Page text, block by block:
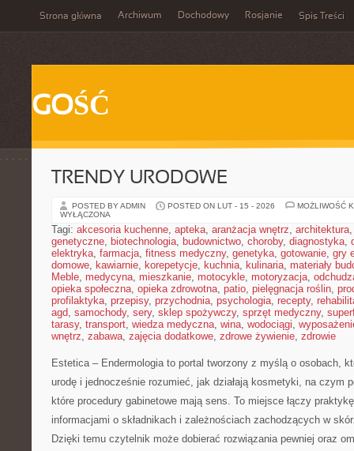
Strona główna Archiwum Dochodowy Rosjanie Spis Treści
GOŚĆ
TRENDY URODOWE
POSTED BY ADMIN POSTED ON LUT - 15 - 2026
MOŻLIWOŚĆ
WYŁĄCZONA
Tagi: akcesoria kuchenne, apteka, aranżacja wnętrz, architektura
genetyczne, biotechnologia, budownictwo, choroby, diagnostyka,
elektryka, farmacja, fitness medyczny, genetyka, gotowanie, gry
domowe, kawiarnie, korepetycje, kuchnia, kulinaria, materiały
Meble, medycyna, mieszkanie, motocykle, motoryzacja,
opieka społeczna, opieka zdrowotna, patio, pielęgnacja roślin,
profilaktyka, przepisy, przychodnia, psychologia, recepty,
agd, samochody, sery, sklep spożywczy, sprzęt medyczny,
tarasy, transport, wiedza medyczna, wina, wodociągi,
wnętrz, zabawa, zajęcia dodatkowe, zdrowe żywienie, zdrowie
Estetica – Endermologia to portal tworzony z myślą o osobach,
urodę i jednocześnie rozumieć, jak działają kosmetyki, na czym
które procedury gabinetowe mają sens. To miejsce łączy
informacjami o składnikach i zależnościach zachodzących w
Dzięki temu czytelnik może dobierać rozwiązania pewniej oraz